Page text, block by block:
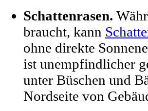
Schattenrasen.
braucht, kann
ohne direkte
ist unempfindlicher
unter Büschen und
Nordseite von